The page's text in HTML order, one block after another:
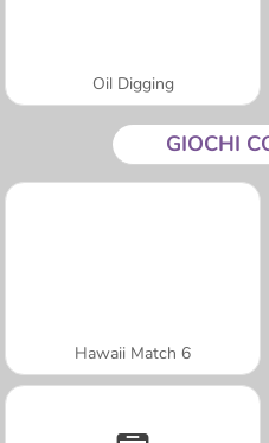
Oil Digging
GIOCHI
Hawaii Match 6